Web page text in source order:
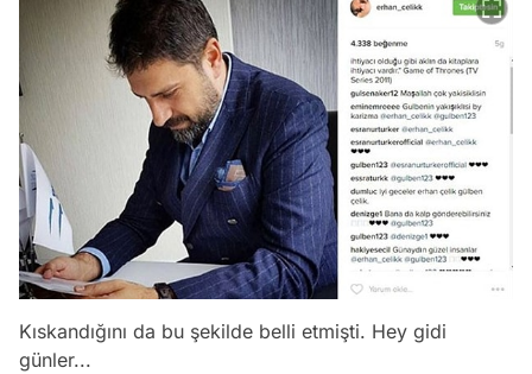
Kıskandığını da bu şekilde belli etmişti. Hey gidi
günler...